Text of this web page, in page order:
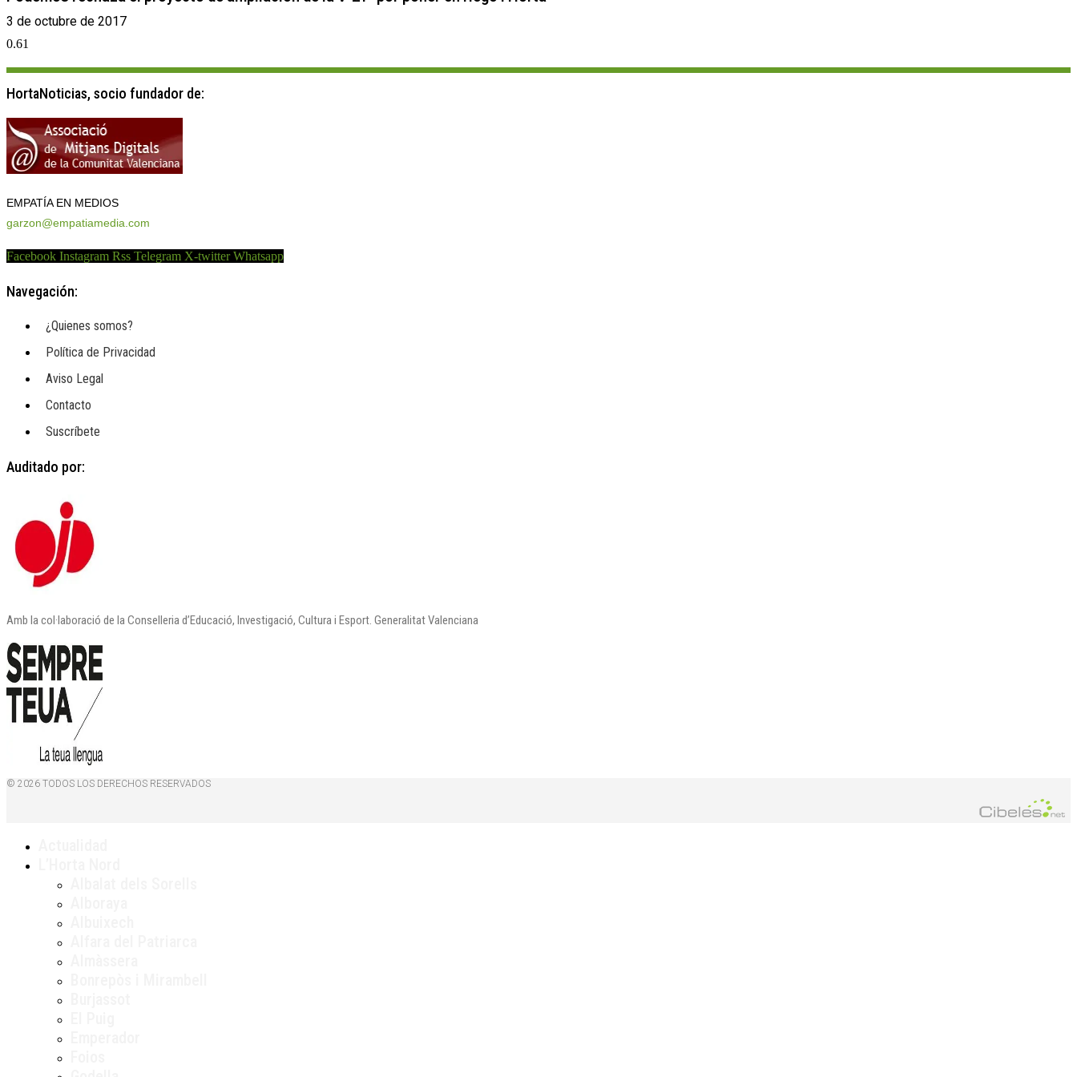
3 de octubre de 2017
HortaNoticias, socio fundador de:
EMPATÍA EN MEDIOS
garzon@empatiamedia.com
Facebook Instagram Rss Telegram X-twitter Whatsapp
Navegación:
¿Quienes somos?
Política de Privacidad
Aviso Legal
Contacto
Suscríbete
Auditado por:
Amb la col·laboració de la Conselleria d’Educació, Investigació, Cultura i Esport. Generalitat Valenciana
© 2026 TODOS LOS DERECHOS RESERVADOS